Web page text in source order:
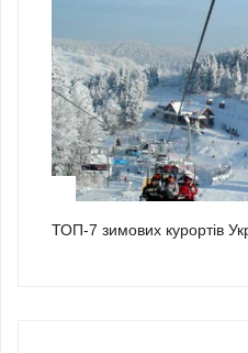
ТОП-7 зимових курортів